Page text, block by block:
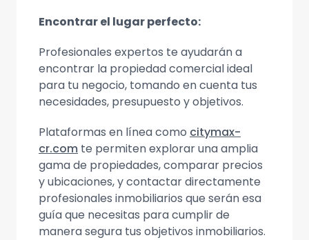
Encontrar el lugar perfecto:
Profesionales expertos te ayudarán a
encontrar la propiedad comercial ideal
para tu negocio, tomando en cuenta tus
necesidades, presupuesto y objetivos.
Plataformas en línea como citymax-
cr.com te permiten explorar una amplia
gama de propiedades, comparar precios
y ubicaciones, y contactar directamente
profesionales inmobiliarios que serán esa
guía que necesitas para cumplir de
manera segura tus objetivos inmobiliarios.